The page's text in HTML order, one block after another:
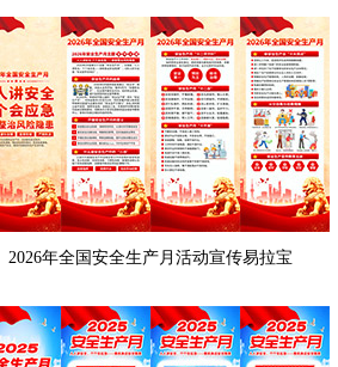
2026年全国安全生产月活动宣传易拉宝